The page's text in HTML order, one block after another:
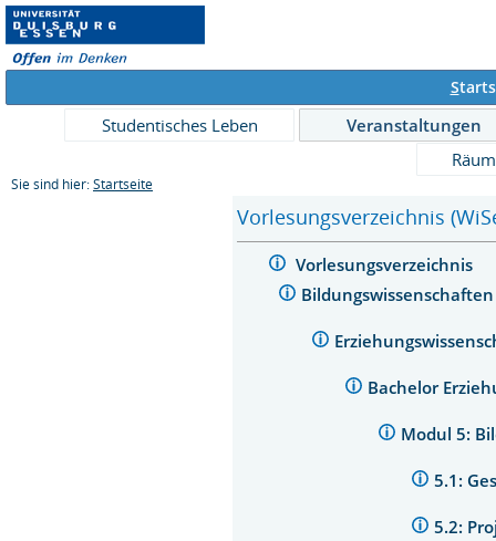
S
Studentisches Leben
Veranstaltungen
Sie sind hier: Startseite
Vorlesungsverzeichnis
Vorlesungsverzeichnis
Bachelor
Modul 5:
5.1:
5.2: